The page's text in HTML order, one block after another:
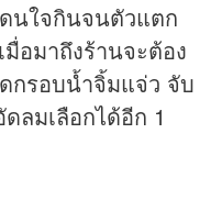
นใจกินจนตัวแตก
อมาถึงร้านจะต้อง
กรอบน้ำจิ้มแจ่ว จับ
ลมเลือกได้อีก 1